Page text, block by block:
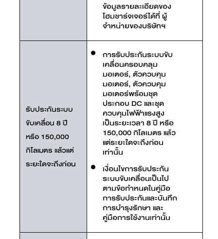
ข้อมูลรายละเอียดของ
โฮมชาร์จเจอร์ได้ที่ ผู้
จำหน่ายของบริษัทฯ
รับประกันระบบ
ขับเคลื่อน 8 ปี
หรือ 150,000
กิโลเมตร แล้วแต่
ระยะใดจะถึงก่อน
การรับประกันระบบขับ
เคลื่อนครอบคลุม
มอเตอร์, ตัวควบคุม
มอเตอร์, ตัวควบคุม
มอเตอร์พร้อมชุด
ประกอบ DC และชุด
ควบคุมไฟฟ้าแรงสูง
เป็นระยะเวลา 8 ปี หรือ
150,000 กิโลเมตร แล้ว
แต่ระยะใดจะถึงก่อน
เท่านั้น
เงื่อนไขการรับประกัน
ระบบขับเคลื่อนเป็นไป
ตามข้อกำหนดในคู่มือ
การรับประกันและบันทึก
การบำรุงรักษา และ
คู่มือการใช้งานเท่านั้น